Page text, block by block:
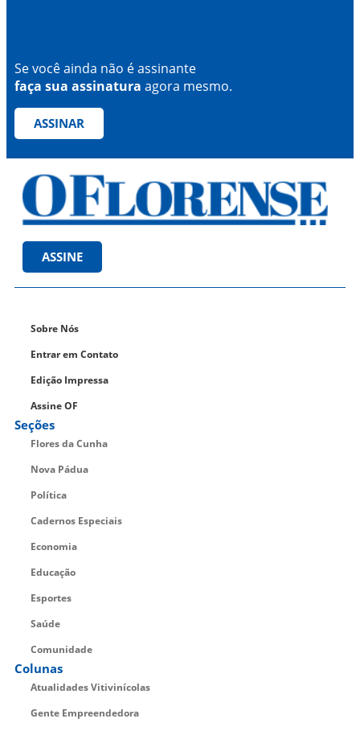
Se você ainda não é assinante
faça sua assinatura agora mesmo.
ASSINAR
ASSINE
Sobre Nós
Entrar em Contato
Edição Impressa
Assine OF
Seções
Flores da Cunha
Nova Pádua
Política
Cadernos Especiais
Economia
Educação
Esportes
Saúde
Comunidade
Colunas
Atualidades Vitivinícolas
Gente Empreendedora